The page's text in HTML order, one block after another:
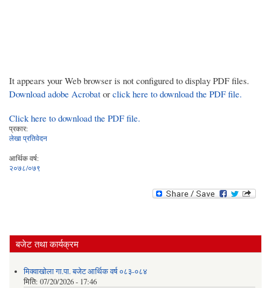
It appears your Web browser is not configured to display PDF files.
Download adobe Acrobat or click here to download the PDF file.
Click here to download the PDF file.
प्रकार:
लेखा प्रतिवेदन
आर्थिक वर्ष:
२०७८/०७९
बजेट तथा कार्यक्रम
मिक्वाखोला गा.पा. बजेट आर्थिक वर्ष ०८३-०८४
मिति: 07/20/2026 - 17:46